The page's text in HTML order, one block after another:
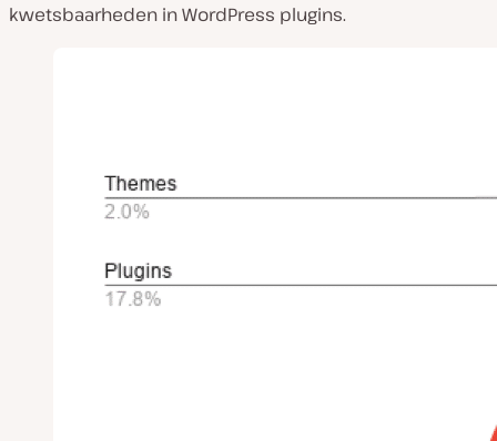
kwetsbaarheden in WordPress plugins.